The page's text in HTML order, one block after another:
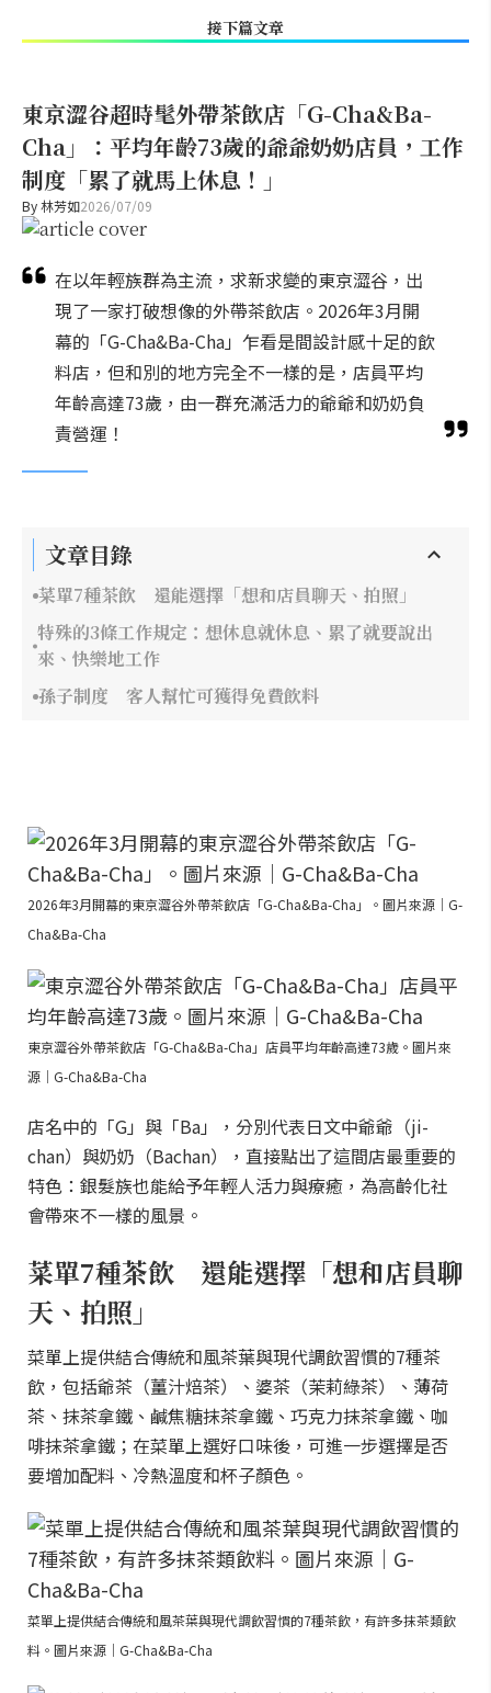
接下篇文章
東京澀谷超時髦外帶茶飲店「G-Cha&Ba-
Cha」：平均年齡73歲的爺爺奶奶店員，工作
制度「累了就馬上休息！」
By林芳如2026/07/09
在以年輕族群為主流，求新求變的東京澀谷，出
現了一家打破想像的外帶茶飲店。2026年3月開
幕的「G-Cha&Ba-Cha」乍看是間設計感十足的飲
料店，但和別的地方完全不一樣的是，店員平均
年齡高達73歲，由一群充滿活力的爺爺和奶奶負
責營運！
文章目錄
菜單7種茶飲 還能選擇「想和店員聊天、拍照」
特殊的3條工作規定：想休息就休息、累了就要說出
來、快樂地工作
孫子制度 客人幫忙可獲得免費飲料
2026年3月開幕的東京澀谷外帶茶飲店「G-Cha&Ba-Cha」。圖片來源｜G-
Cha&Ba-Cha
東京澀谷外帶茶飲店「G-Cha&Ba-Cha」店員平均年齡高達73歲。圖片來
源｜G-Cha&Ba-Cha
店名中的「G」與「Ba」，分別代表日文中爺爺（ji-
chan）與奶奶（Bachan），直接點出了這間店最重要的
特色：銀髮族也能給予年輕人活力與療癒，為高齡化社
會帶來不一樣的風景。
菜單7種茶飲 還能選擇「想和店員聊
天、拍照」
菜單上提供結合傳統和風茶葉與現代調飲習慣的7種茶
飲，包括爺茶（薑汁焙茶）、婆茶（茉莉綠茶）、薄荷
茶、抹茶拿鐵、鹹焦糖抹茶拿鐵、巧克力抹茶拿鐵、咖
啡抹茶拿鐵；在菜單上選好口味後，可進一步選擇是否
要增加配料、冷熱溫度和杯子顏色。
菜單上提供結合傳統和風茶葉與現代調飲習慣的7種茶飲，有許多抹茶類飲
料。圖片來源｜G-Cha&Ba-Cha